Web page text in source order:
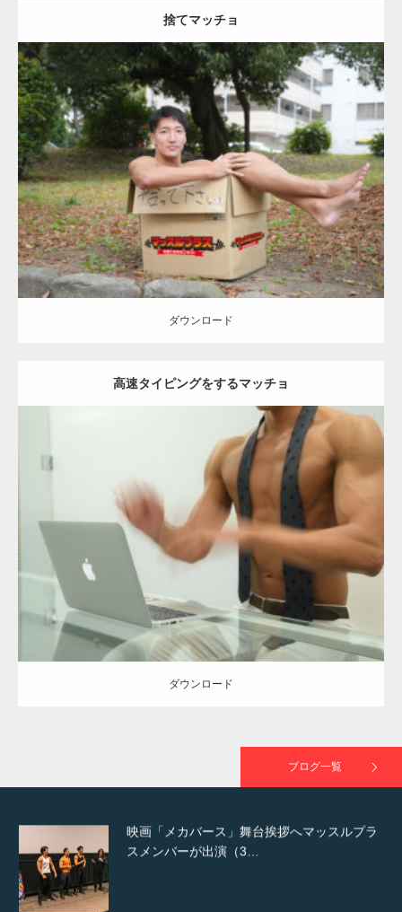
捨てマッチョ
Update:2023.04.28
Category:公園のマッチョ オレンジの人 AKIHITO(細マッチョ)
捨
てマッチョ
ダウンロード
ダウンロード
高速タイピングをするマッチョ
Update: 2021.07.10
Category:オフィスのマッチョ その他 AKIHITO(細マッチョ) 大胸筋
ダウンロード
ダウンロード
ブログ一覧
【YouTube】マッチョフリー素材メンバーが
ギネス世界記録…
【TV】TBS番組「ひるおび」にてマッスルプ
TOKYO FMラジオ番組「ONE MORNING」
で紹介さ…
NHK「所さん！事件ですよ」に取材されまし
た（6/8放送）
映画「メカバース」舞台挨拶へマッスルプラ
スメンバーが出演（3…